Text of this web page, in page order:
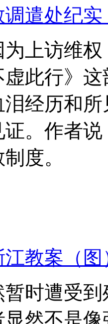
遣处纪实
上访维
虚此行》
经历和
。作者
度。
教案（图
时遭受
然不是